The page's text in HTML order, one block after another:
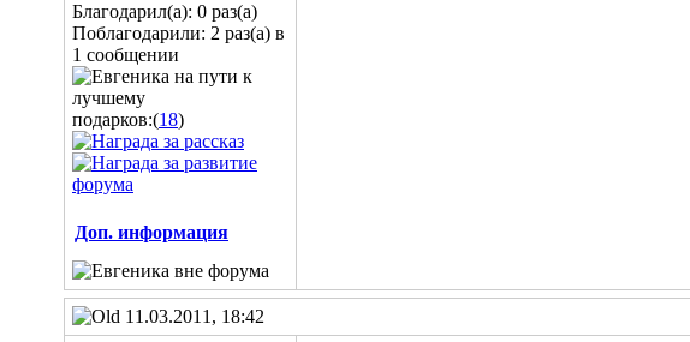
Благодарил(а): 0 раз(а)
Поблагодарили: 2 раз(а) в
1 сообщении
подарков:(18)
Доп. информация
11.03.2011, 18:42